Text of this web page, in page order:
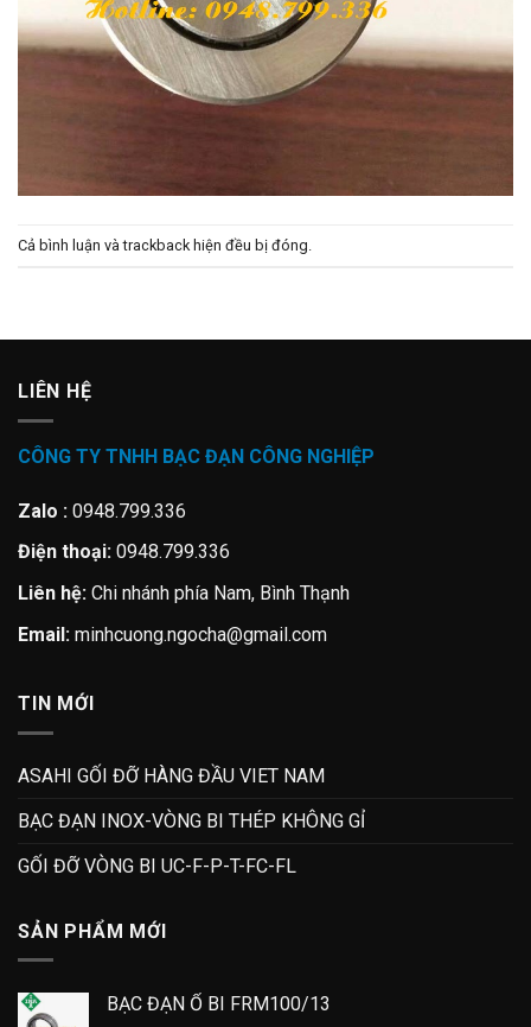
Cả bình luận và trackback hiện đều bị đóng.
LIÊN HỆ
CÔNG TY TNHH BẠC ĐẠN CÔNG NGHIỆP
Zalo : 0948.799.336
Điện thoại: 0948.799.336
Liên hệ: Chi nhánh phía Nam, Bình Thạnh
Email: minhcuong.ngocha@gmail.com
TIN MỚI
ASAHI GỐI ĐỠ HÀNG ĐẦU VIET NAM
BẠC ĐẠN INOX-VÒNG BI THÉP KHÔNG GỈ
GỐI ĐỠ VÒNG BI UC-F-P-T-FC-FL
SẢN PHẨM MỚI
BẠC ĐẠN Ổ BI FRM100/13